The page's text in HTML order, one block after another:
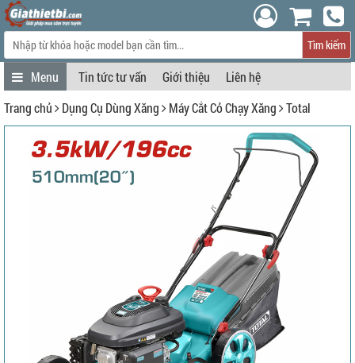
Tìm kiếm
Tin tức tư vấn Giới thiệu
Liên hệ
Trang chủ
Dụng Cụ Dùng Xăng Máy Cắt Cỏ Chạy Xăng Total